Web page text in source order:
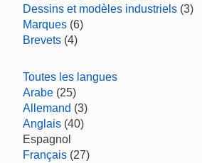
Dessins et modèles industriels (3)
Marques (6)
Brevets (4)
Toutes les langues
Arabe (25)
Allemand (3)
Anglais (40)
Espagnol
Français (27)